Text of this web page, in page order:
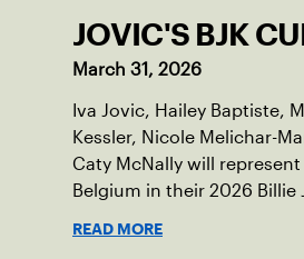
JOVIC'S BJK
March 31, 2026
Iva Jovic, Hailey Baptiste,
Kessler, Nicole Melichar-
Caty McNally will represent
Belgium in their 2026 Billie
READ MORE